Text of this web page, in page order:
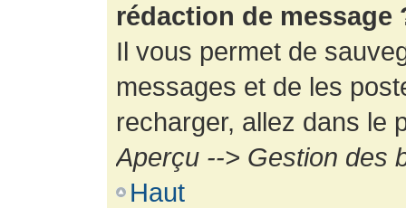
rédaction de message
Il vous permet de
messages et de les
recharger, allez dans le
Aperçu --> Gestion des
Haut